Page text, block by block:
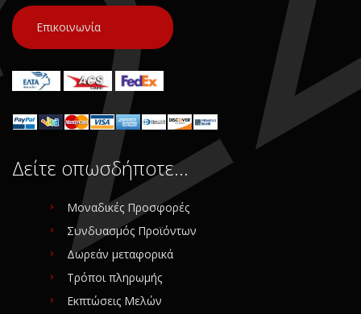
Επικοινωνία
Δείτε οπωσδήποτε…
Μοναδικές Προσφορές
Συνδυασμός Προϊόντων
Δωρεάν μεταφορικά
Τρόποι πληρωμής
Εκπτώσεις Μελών